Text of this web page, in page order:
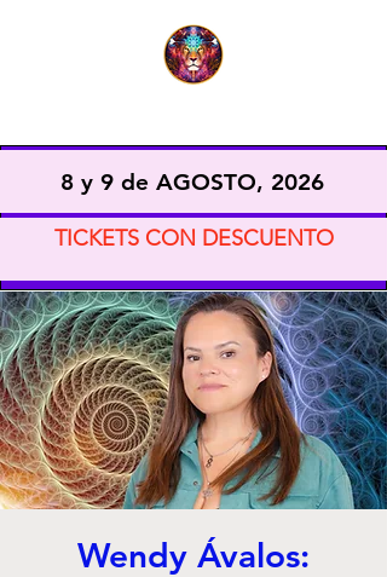
8 y 9 de AGOSTO, 2026
TICKETS CON DESCUENTO
Wendy Ávalos: